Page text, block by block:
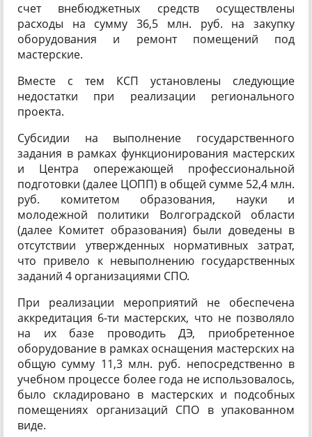
счет внебюджетных средств осуществлены
расходы на сумму 36,5 млн. руб. на закупку
оборудования и ремонт помещений под
мастерские.
Вместе с тем КСП установлены следующие
недостатки при реализации регионального
проекта.
Субсидии на выполнение государственного
задания в рамках функционирования мастерских
и Центра опережающей профессиональной
подготовки (далее ЦОПП) в общей сумме 52,4 млн.
руб. комитетом образования, науки и
молодежной политики Волгоградской области
(далее Комитет образования) были доведены в
отсутствии утвержденных нормативных затрат,
что привело к невыполнению государственных
заданий 4 организациями СПО.
При реализации мероприятий не обеспечена
аккредитация 6-ти мастерских, что не позволяло
на их базе проводить ДЭ, приобретенное
оборудование в рамках оснащения мастерских на
общую сумму 11,3 млн. руб. непосредственно в
учебном процессе более года не использовалось,
было складировано в мастерских и подсобных
помещениях организаций СПО в упакованном
виде.